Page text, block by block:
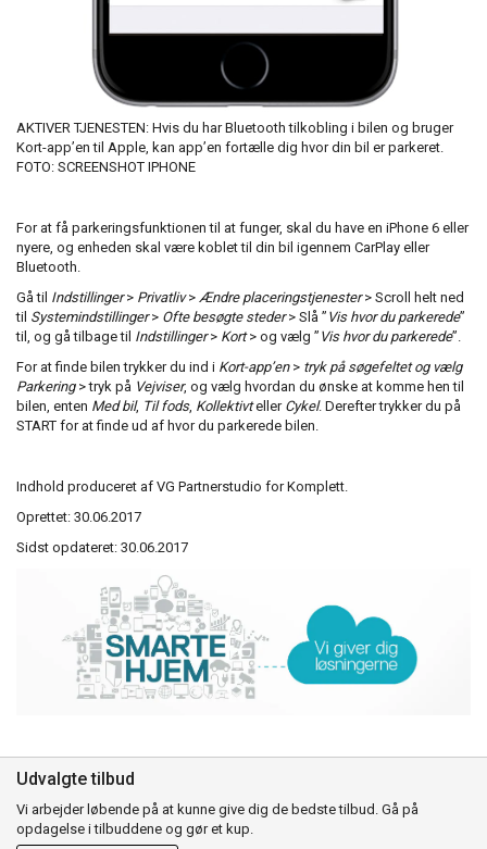
AKTIVER TJENESTEN: Hvis du har Bluetooth tilkobling i bilen og bruger
Kort-app’en til Apple, kan app’en fortælle dig hvor din bil er parkeret.
FOTO: SCREENSHOT IPHONE
For at få parkeringsfunktionen til at funger, skal du have en iPhone 6 eller
nyere, og enheden skal være koblet til din bil igennem CarPlay eller
Bluetooth.
Gå til Indstillinger> Privatliv> Ændre placeringstjenester> Scroll helt ned
til Systemindstillinger> Ofte besøgte steder> Slå ” Vis hvor du parkerede”
til, og gå tilbage til Indstillinger> Kort> og vælg ” Vis hvor du parkerede”.
For at finde bilen trykker du ind i Kort-app’en> tryk på søgefeltet og vælg
Parkering> tryk på Vejviser, og vælg hvordan du ønske at komme hen til
bilen, enten Med bil, Til fods, Kollektivteller Cykel. Derefter trykker du på
START for at finde ud af hvor du parkerede bilen.
Indhold produceret af VG Partnerstudio for Komplett.
Oprettet: 30.06.2017
Sidst opdateret: 30.06.2017
Udvalgte tilbud
Vi arbejder løbende på at kunne give dig de bedste tilbud. Gå på
opdagelse i tilbuddene og gør et kup.